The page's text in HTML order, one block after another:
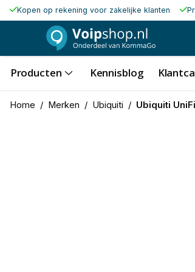
Kopen op rekening voor zakelijke klanten
Producten Kennisblog
Home / Merken / Ubiquiti / Ubiquiti